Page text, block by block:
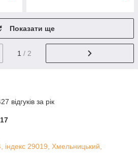
Показати ще
1 / 2
відгуків за рік
індекс 29019, Хмельницький,